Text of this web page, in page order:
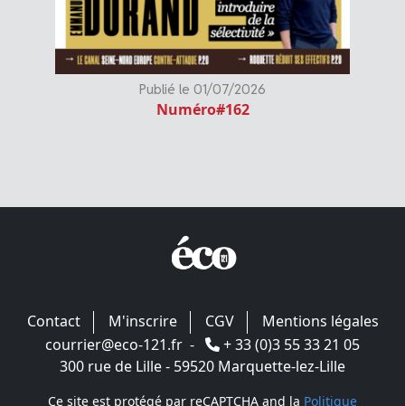
Publié le 01/07/2026
Numéro#162
Contact M'inscrire CGV
Mentions légales
courrier@eco-121.fr -
+ 33 (0)3 55 33 21 05
300 rue de Lille - 59520 Marquette-lez-Lille
Ce site est protégé par reCAPTCHA and la Politique